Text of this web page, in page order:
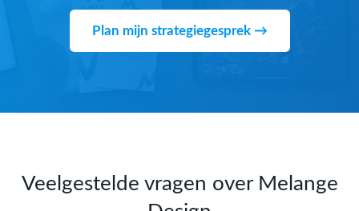
Plan mijn strategiegesprek →
Veelgestelde vragen over Melange